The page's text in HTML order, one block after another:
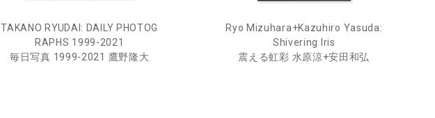
TAKANO RYUDAI: DAILY PHOTOG
RAPHS 1999-2021
毎日写真 1999-2021 鷹野隆大
Ryo Mizuhara+Kazuhiro Yasuda:
Shivering Iris
震える虹彩 水原涼+安田和弘